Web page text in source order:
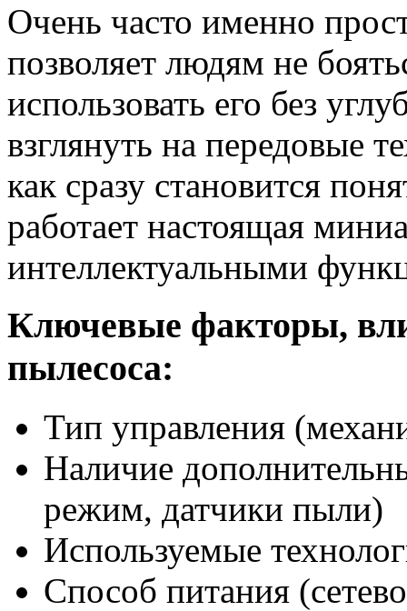
Очень часто именно
позволяет людям не
использовать его без
взглянуть на передовые
как сразу становится
работает настоящая
интеллектуальными
Ключевые факторы,
пылесоса:
Тип управления
Наличие
режим, датчики пыли)
Используемые
Способ питания